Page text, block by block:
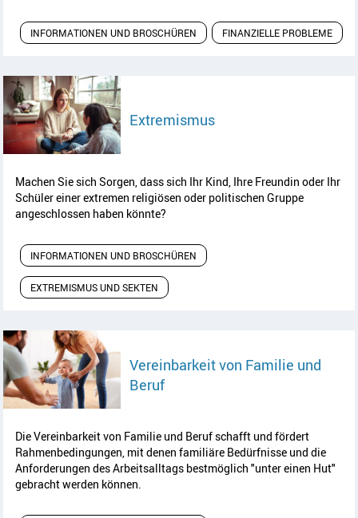
INFORMATIONEN UND BROSCHÜREN FINANZIELLE PROBLEME
ExtremismusArtikel lesen
Machen Sie sich Sorgen, dass sich Ihr Kind, Ihre Freundin oder Ihr
Schüler einer extremen religiösen oder politischen Gruppe
angeschlossen haben könnte?
INFORMATIONEN UND BROSCHÜREN
EXTREMISMUS UND SEKTEN
Vereinbarkeit von Familie und
BerufArtikel lesen
Die Vereinbarkeit von Familie und Beruf schafft und fördert
Rahmenbedingungen, mit denen familiäre Bedürfnisse und die
Anforderungen des Arbeitsalltags bestmöglich "unter einen Hut"
gebracht werden können.